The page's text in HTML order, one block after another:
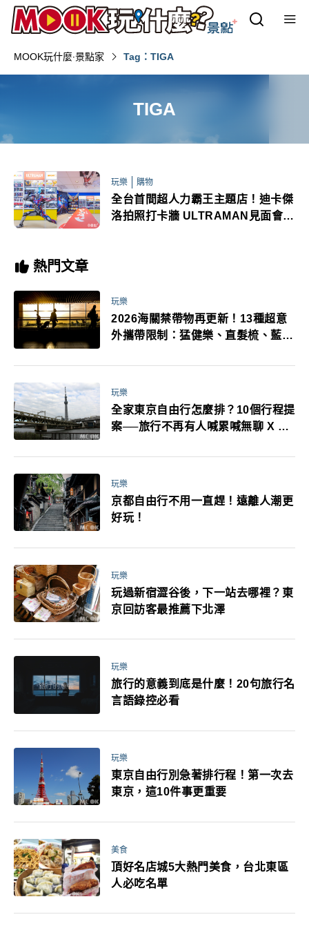
MOOK玩什麼‧景點家 Tag：TIGA
TIGA
玩樂 購物
全台首間超人力霸王主題店！迪卡傑
洛拍照打卡牆 ULTRAMAN見面會必
熱門文章
玩樂
2026海關禁帶物再更新！13種超意
外攜帶限制：猛健樂、直髮梳、藍牙
萬！注意事項一次看！
玩樂
全家東京自由行怎麼排？10個行程提
案──旅行不再有人喊累喊無聊 X 爸
玩樂
京都自由行不用一直趕！遠離人潮更
好玩！
玩樂
玩過新宿澀谷後，下一站去哪裡？東
京回訪客最推薦下北澤
玩樂
旅行的意義到底是什麼！20句旅行名
言語錄控必看
玩樂
東京自由行別急著排行程！第一次去
東京，這10件事更重要
美食
頂好名店城5大熱門美食，台北東區
人必吃名單